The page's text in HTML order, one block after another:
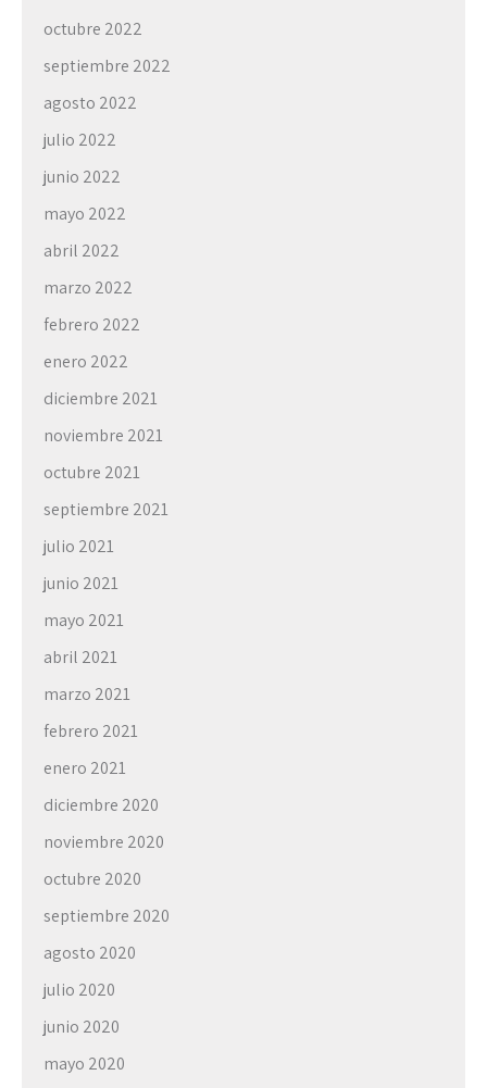
octubre 2022
septiembre 2022
agosto 2022
julio 2022
junio 2022
mayo 2022
abril 2022
marzo 2022
febrero 2022
enero 2022
diciembre 2021
noviembre 2021
octubre 2021
septiembre 2021
julio 2021
junio 2021
mayo 2021
abril 2021
marzo 2021
febrero 2021
enero 2021
diciembre 2020
noviembre 2020
octubre 2020
septiembre 2020
agosto 2020
julio 2020
junio 2020
mayo 2020